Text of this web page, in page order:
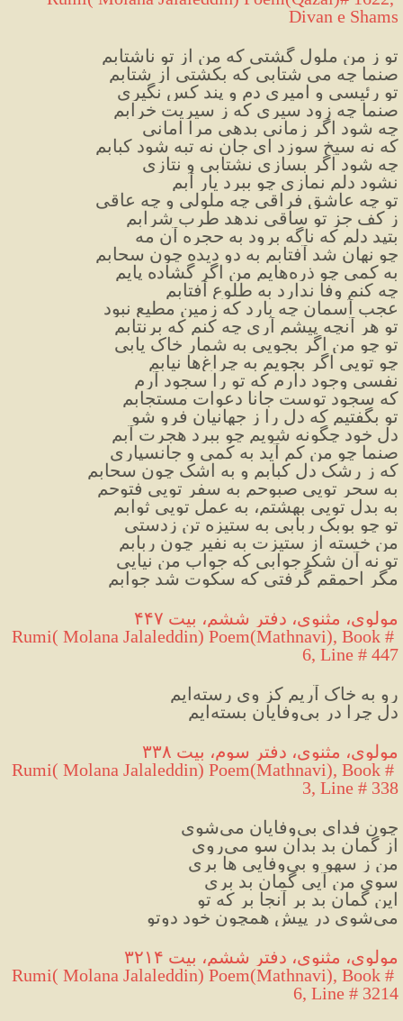
Divan e Shams
تو ز من ملول گشتی که من از تو ناشتابم
صنما چه می شتابی که بکشتی از شتابم
تو رئیسی و امیری دم و پند کس نگیری
صنما چه زود سیری که ز سیریت خرابم
چه شود اگر زمانی بدهی مرا امانی
که نه سیخ سوزد ای جان نه تبه شود کبابم
چه شود اگر بسازی نشتابی و نتازی
نشود دلم نمازی چو ببرد یار آبم
تو چه عاشق فراقی چه ملولی و چه عاقی
ز کف جز تو ساقی ندهد طرب شرابم
بتپد دلم که ناگه برود به حجره آن مه
چو نهان شد آفتابم به دو دیده چون سحابم
به کمی چو ذره‌هایم من اگر گشاده پایم
چه کنم وفا ندارد به طلوع آفتابم
عجب آسمان چه بارد که زمین مطیع نبود
تو هر آنچه پیشم آری چه کنم که برنتابم
تو چو من اگر بجویی به شمارِ خاک یابی
چو تویی اگر بجویم به چراغ‌ها نیابم
نفسی وجود دارم که تو را سجود آرم
که سجود توست جانا دعوات مستجابم
تو بگفتیم که دل را ز جهانیان فرو شو
دل خود چگونه شویم چو ببرد هجرت آبم
صنما چو من کم آید به کمی و جانسپاری
که ز رشک دل کبابم و به اشک چون سحابم
به سحر تویی صبوحم به سفر تویی فتوحم
به بدل تویی بهشتم، به عمل تویی ثوابم
تو چو بوبک ربابی به ستیزه تن زدستی
من خسته از ستیزت به نفیر چون ربابم
تو نه آن شکرجوابی که جواب من نیایی
مگر احمقم گرفتی که سکوت شد جوابم
مولوی، مثنوی، دفتر ششم، بیت ۴۴۷
Rumi( Molana Jalaleddin) Poem(Mathnavi), Book #
6, Line # 447
رو به خاک آریم کز وی رسته‌ایم
دل چرا در بی‌وفایان بسته‌ایم
مولوی، مثنوی، دفتر سوم، بیت ۳۳۸
Rumi( Molana Jalaleddin) Poem(Mathnavi), Book #
3, Line # 338
چون فدای بی‌وفایان می‌شوی
از گمان بد بدان سو می‌روی
من ز سهو و بی‌وفایی ها بری
سوی من آیی گمان بد بری
این گمان بد بر آنجا بر که تو
می‌شوی در پیش همچون خود دوتو
مولوی، مثنوی، دفتر ششم، بیت ۳۲۱۴
Rumi( Molana Jalaleddin) Poem(Mathnavi), Book #
6, Line # 3214